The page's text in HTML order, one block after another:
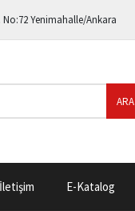
Yenimahalle/Ankara
ARA
İletişim E-Katalog